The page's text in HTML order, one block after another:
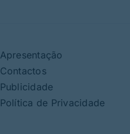
Apresentação
Contactos
Publicidade
Política de Privacidade